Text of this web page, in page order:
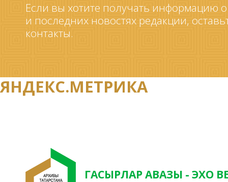
Если вы хотите получать информацию
и последних новостях редакции,
контакты.
ЯНДЕКС.МЕТРИКА
ГАСЫРЛАР АВАЗЫ - ЭХО